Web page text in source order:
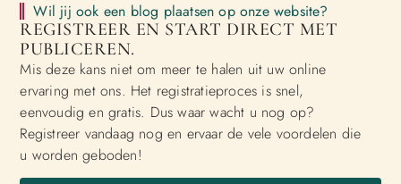
Wil jij ook een blog plaatsen op onze website?
REGISTREER EN START DIRECT MET
PUBLICEREN.
Mis deze kans niet om meer te halen uit uw online
ervaring met ons. Het registratieproces is snel,
eenvoudig en gratis. Dus waar wacht u nog op?
Registreer vandaag nog en ervaar de vele voordelen die
u worden geboden!